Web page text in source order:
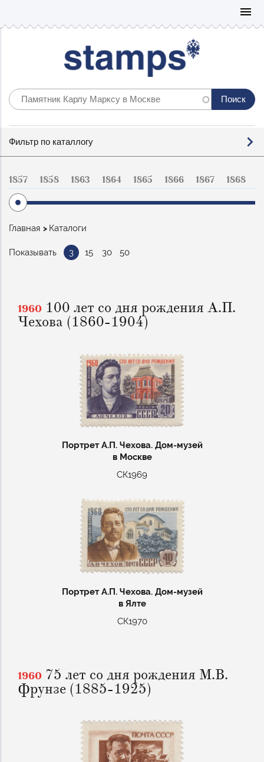
menu
по
Фильтр по каталлогу
1857 1858 1863 1864 1865 1866 1867 1868
Строка
навигации
Главная Каталоги
Показывать 3 15 30 50
1960 100 лет со дня рождения А.П.
Чехова (1860-1904)
Портрет А.П. Чехова. Дом-музей
в Москве
СК1969
Портрет А.П. Чехова. Дом-музей
в Ялте
СК1970
1960 75 лет со дня рождения М.В.
Фрунзе (1885-1925)